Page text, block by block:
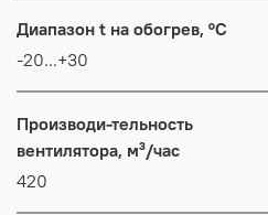
Диапазон t на обогрев, °C
-20...+30
Производи-тельность
вентилятора, м³/час
420